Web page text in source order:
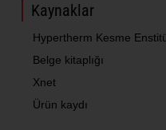
Kaynaklar
Hypertherm Kesme
Belge kitaplığı
Xnet
Ürün kaydı